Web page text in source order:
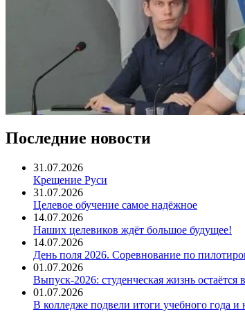
Последние новости
31.07.2026
Крещение Руси
31.07.2026
Целевое обучение самое надёжное
14.07.2026
Наших целевиков ждёт большое будущее!
14.07.2026
День поля 2026. Соревнование по
01.07.2026
Выпуск-2026: студенческая жизнь
01.07.2026
В колледже подвели итоги учебного года